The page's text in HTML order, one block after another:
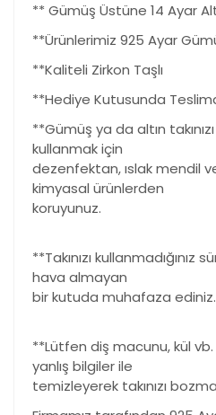
** Gümüş Üstüne 14 Ayar
**Ürünlerimiz 925 Ayar
**Kaliteli Zirkon Taşlı
**Hediye Kutusunda
**Gümüş ya da altın
kullanmak için
dezenfektan, ıslak mendil
kimyasal ürünlerden
koruyunuz.
**Takınızı
hava almayan
bir kutuda muhafaza ediniz.
**Lütfen diş macunu, kül
yanlış bilgiler ile
temizleyerek takınızı